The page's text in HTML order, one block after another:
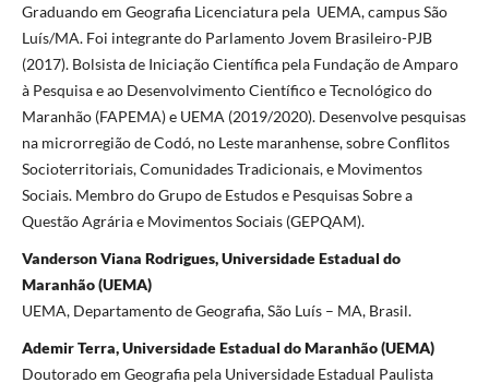
Graduando em Geografia Licenciatura pela UEMA, campus São
Luís/MA. Foi integrante do Parlamento Jovem Brasileiro-PJB
(2017). Bolsista de Iniciação Científica pela Fundação de Amparo
à Pesquisa e ao Desenvolvimento Científico e Tecnológico do
Maranhão (FAPEMA) e UEMA (2019/2020). Desenvolve pesquisas
na microrregião de Codó, no Leste maranhense, sobre Conflitos
Socioterritoriais, Comunidades Tradicionais, e Movimentos
Sociais. Membro do Grupo de Estudos e Pesquisas Sobre a
Questão Agrária e Movimentos Sociais (GEPQAM).
Vanderson Viana Rodrigues, Universidade Estadual do
Maranhão (UEMA)
UEMA, Departamento de Geografia, São Luís – MA, Brasil.
Ademir Terra, Universidade Estadual do Maranhão (UEMA)
Doutorado em Geografia pela Universidade Estadual Paulista